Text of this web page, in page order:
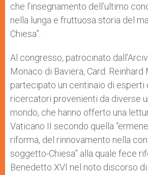
che l’insegnamento dell’ultimo
nella lunga e fruttuosa storia del
Chiesa”.
Al congresso, patrocinato
Monaco di Baviera, Card. Reinhard
partecipato un centinaio di esperti
ricercatori provenienti da diverse
mondo, che hanno offerto una
Vaticano II secondo quella
riforma, del rinnovamento nella
soggetto-Chiesa” alla quale fece
Benedetto XVI nel noto discorso